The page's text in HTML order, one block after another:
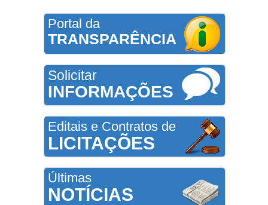
Portal da
TRANSPARÊNCIA
Solicitar
INFORMAÇÕES
Editais e Contratos de
LICITAÇÕES
Últimas
NOTÍCIAS